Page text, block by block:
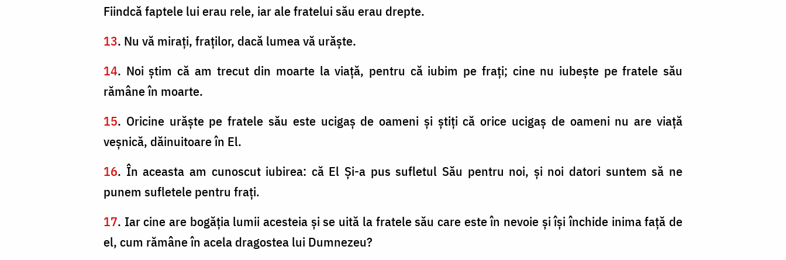
Fiindcă faptele lui erau rele, iar ale fratelui său erau drepte.
13. Nu vă miraţi, fraţilor, dacă lumea vă urăşte.
14. Noi ştim că am trecut din moarte la viaţă, pentru că iubim pe fraţi; cine nu iubeşte pe fratele său
rămâne în moarte.
15. Oricine urăşte pe fratele său este ucigaş de oameni şi ştiţi că orice ucigaş de oameni nu are viaţă
veşnică, dăinuitoare în El.
16. În aceasta am cunoscut iubirea: că El Şi-a pus sufletul Său pentru noi, şi noi datori suntem să ne
punem sufletele pentru fraţi.
17. Iar cine are bogăţia lumii acesteia şi se uită la fratele său care este în nevoie şi îşi închide inima faţă de
el, cum rămâne în acela dragostea lui Dumnezeu?